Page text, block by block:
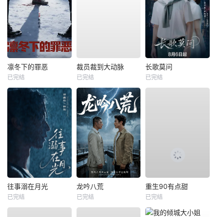
凛冬下的罪恶
已完结
裁员裁到大动脉
已完结
长歌莫问
已完结
往事溺在月光
已完结
龙吟八荒
已完结
重生90有点甜
已完结